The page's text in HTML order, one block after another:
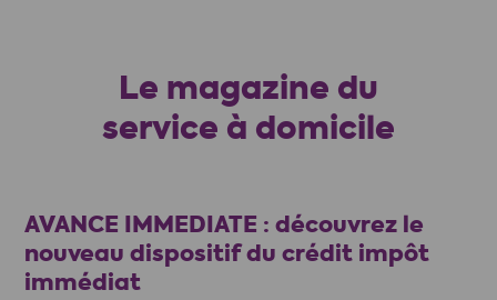
Le magazine du
service à domicile
AVANCE IMMEDIATE : découvrez le
nouveau dispositif du crédit impôt
immédiat